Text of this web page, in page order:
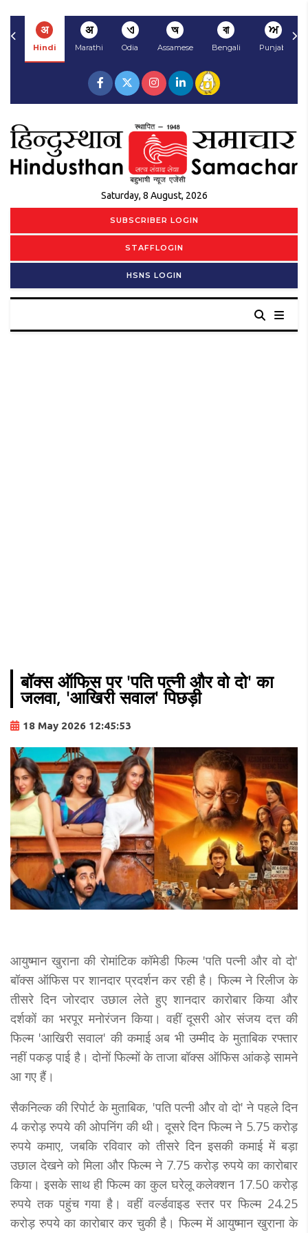
अ
Hindi
अ
Marathi
ଏ
Odia
অ
Assamese
বা
Bengali
ਅ
Punjabi
Saturday, 8 August, 2026
SUBSCRIBER LOGIN
STAFFLOGIN
HSNS LOGIN
बॉक्स ऑफिस पर 'पति पत्नी और वो दो' का
जलवा, 'आखिरी सवाल' पिछड़ी
18 May 2026 12:45:53
आयुष्मान खुराना की रोमांटिक कॉमेडी फिल्म 'पति पत्नी और वो दो'
बॉक्स ऑफिस पर शानदार प्रदर्शन कर रही है। फिल्म ने रिलीज के
तीसरे दिन जोरदार उछाल लेते हुए शानदार कारोबार किया और
दर्शकों का भरपूर मनोरंजन किया। वहीं दूसरी ओर संजय दत्त की
फिल्म 'आखिरी सवाल' की कमाई अब भी उम्मीद के मुताबिक रफ्तार
नहीं पकड़ पाई है। दोनों फिल्मों के ताजा बॉक्स ऑफिस आंकड़े सामने
आ गए हैं।
सैकनिल्क की रिपोर्ट के मुताबिक, 'पति पत्नी और वो दो' ने पहले दिन
4 करोड़ रुपये की ओपनिंग की थी। दूसरे दिन फिल्म ने 5.75 करोड़
रुपये कमाए, जबकि रविवार को तीसरे दिन इसकी कमाई में बड़ा
उछाल देखने को मिला और फिल्म ने 7.75 करोड़ रुपये का कारोबार
किया। इसके साथ ही फिल्म का कुल घरेलू कलेक्शन 17.50 करोड़
रुपये तक पहुंच गया है। वहीं वर्ल्डवाइड स्तर पर फिल्म 24.25
करोड़ रुपये का कारोबार कर चुकी है। फिल्म में आयुष्मान खुराना के